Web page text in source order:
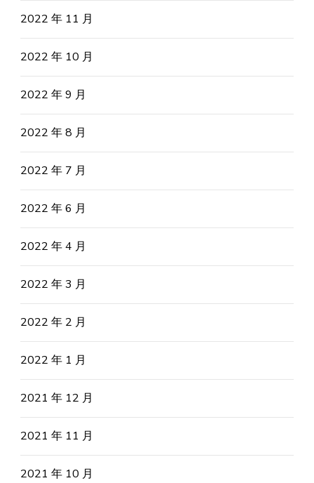
2022 年 11 月
2022 年 10 月
2022 年 9 月
2022 年 8 月
2022 年 7 月
2022 年 6 月
2022 年 4 月
2022 年 3 月
2022 年 2 月
2022 年 1 月
2021 年 12 月
2021 年 11 月
2021 年 10 月